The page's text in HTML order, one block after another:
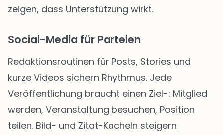
zeigen, dass Unterstützung wirkt.
Social-Media für Parteien
Redaktionsroutinen für Posts, Stories und
kurze Videos sichern Rhythmus. Jede
Veröffentlichung braucht einen Ziel-: Mitglied
werden, Veranstaltung besuchen, Position
teilen. Bild- und Zitat-Kacheln steigern